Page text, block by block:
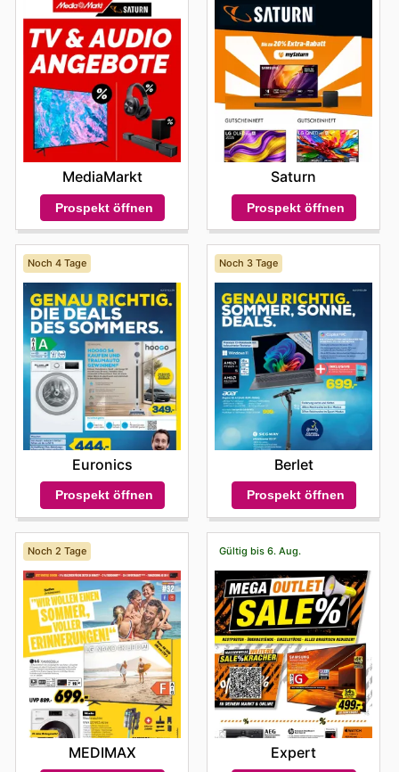
MediaMarkt
Prospekt öffnen
Saturn
Prospekt öffnen
Noch 4 Tage
Euronics
Prospekt öffnen
Noch 3 Tage
Berlet
Prospekt öffnen
Noch 2 Tage
MEDIMAX
Gültig bis 6. Aug.
Expert